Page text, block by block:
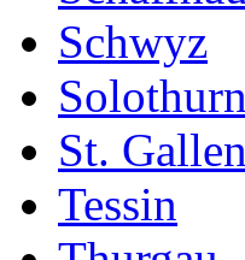
Schwyz
Solothurn
St. Gallen
Tessin